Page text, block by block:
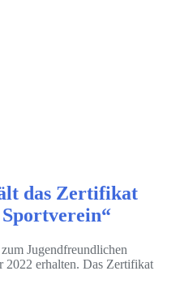
das Zertifikat
Jugendfreundlichen
2022 erhalten. Das Zertifikat